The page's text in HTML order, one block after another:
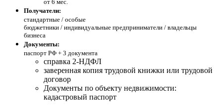
от 6 мес.
Получатели:
стандартные / особые
бюджетники / индивидуальные предприниматели / владельцы
бизнеса
Документы:
паспорт РФ + 3 документа
справка 2-НДФЛ
заверенная копия трудовой книжки или трудовой
договор
Документы по объекту недвижимости:
кадастровый паспорт